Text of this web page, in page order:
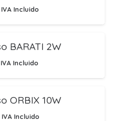
IVA Incluido
BARATI 2W
IVA Incluido
ORBIX 10W
IVA Incluido